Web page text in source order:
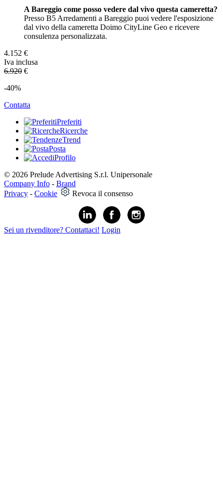
A Bareggio come posso vedere dal vivo questa cameretta?
Presso B5 Arredamenti a Bareggio puoi vedere l'esposizione
dal vivo della cameretta Doimo CityLine Geo e ricevere
consulenza personalizzata.
4.152 €
Iva inclusa
6.920 €
-40%
Contatta
Preferiti
Ricerche
Trend
Posta
Profilo
© 2026 Prelude Advertising S.r.l. Unipersonale
Company Info - Brand
Privacy - Cookie Revoca il consenso
Sei un rivenditore? Contattaci! Login